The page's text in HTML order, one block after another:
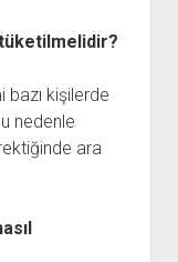
bazı kişilerde
nedenle
ara